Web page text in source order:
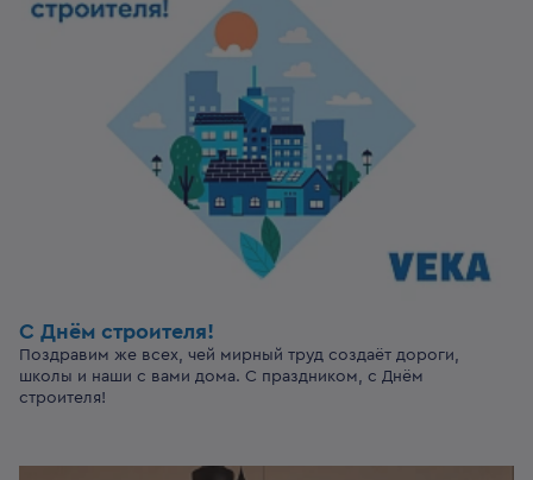
С Днём строителя!
Поздравим же всех, чей мирный труд создаёт дороги,
школы и наши с вами дома. С праздником, с Днём
строителя!